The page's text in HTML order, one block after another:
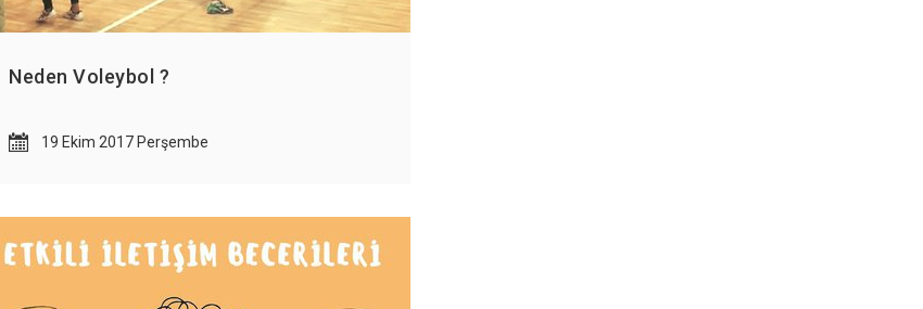
Neden Voleybol ?
19 Ekim 2017 Perşembe